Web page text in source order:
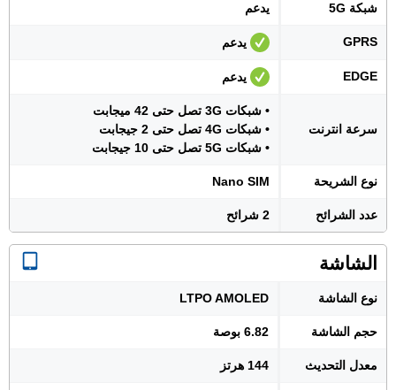
شبكة 5G يدعم
GPRS يدعم
EDGE يدعم
سرعة انترنت
• شبكات 3G تصل حتى 42 ميجابت
• شبكات 4G تصل حتى 2 جيجابت
• شبكات 5G تصل حتى 10 جيجابت
نوع الشريحة Nano SIM
عدد الشرائح 2 شرائح
الشاشة
نوع الشاشة LTPO AMOLED
حجم الشاشة 6.82 بوصة
معدل التحديث 144 هرتز